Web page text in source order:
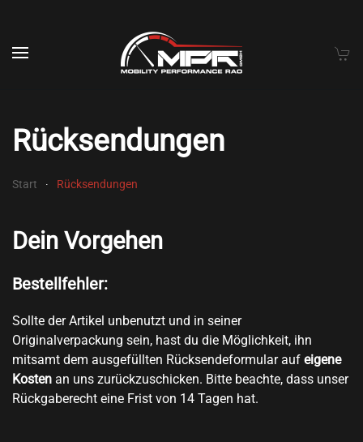
Skip to main content
Rück­sen­dun­gen
Start Rück­sen­dun­gen
Dein Vorgehen
Bestellfehler:
Sollte der Artikel unbenutzt und in seiner
Originalverpackung sein, hast du die Möglichkeit, ihn
mitsamt dem ausgefüllten Rücksendeformular auf eigene
Kosten an uns zurückzuschicken. Bitte beachte, dass unser
Rückgaberecht eine Frist von 14 Tagen hat.